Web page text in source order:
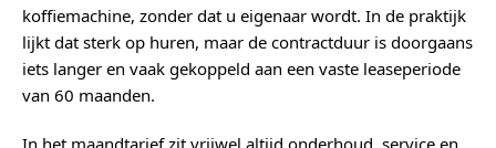
koffiemachine, zonder dat u eigenaar wordt. In de praktijk
lijkt dat sterk op huren, maar de contractduur is doorgaans
iets langer en vaak gekoppeld aan een vaste leaseperiode
van 60 maanden.
In het maandtarief zit vrijwel altijd onderhoud, service en